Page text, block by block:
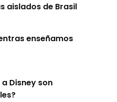
aislados de Brasil
enseñamos
Disney son